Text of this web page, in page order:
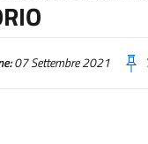
07 Settembre 2021